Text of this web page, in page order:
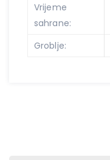
Vrijeme
sahrane:
Groblje: